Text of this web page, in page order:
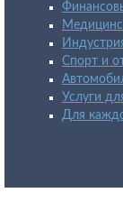
Спорт и
Услуги
Для